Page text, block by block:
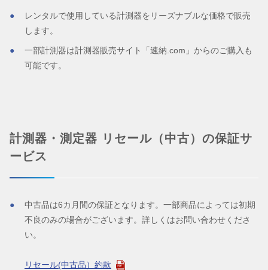
レンタルで使用している計測器をリーズナブルな価格で販売
します。
一部計測器は計測器販売サイト「速納.com」からのご購入も
可能です。
計測器・測定器 リセール（中古）の保証サ
ービス
中古品は6カ月間の保証となります。一部商品によっては初期
不良のみの場合がございます。詳しくはお問い合わせくださ
い。
リセール(中古品）約款